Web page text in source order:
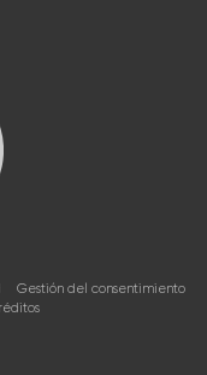
Gestión del consentimiento